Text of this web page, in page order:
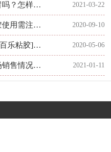
吗？怎样辨 2021-03-22
用需注意
处理
2020-09-10
乐粘胶]提 2020-05-06
售情况如 2021-01-11